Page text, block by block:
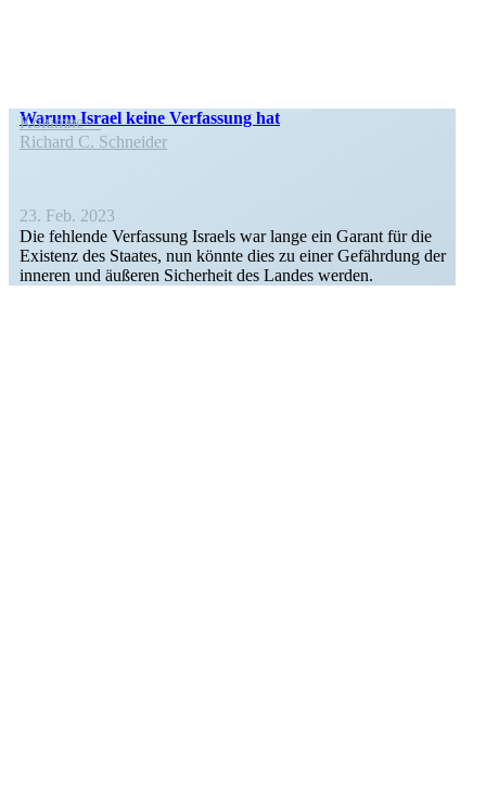
Warum Israel keine Verfassung hat
Kolumne
Richard C. Schneider
23. Feb. 2023
Die fehlende Verfassung Israels war lange ein Garant für die
Existenz des Staates, nun könnte dies zu einer Gefährdung der
inneren und äußeren Sicherheit des Landes werden.